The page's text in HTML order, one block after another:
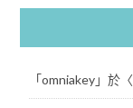
「omniakey」於〈